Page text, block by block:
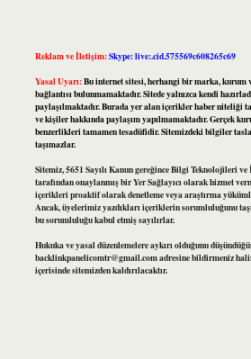
Reklam ve İletişim:Skype: live:.cid.575569c608265c69
Yasal Uyarı:Bu internet sitesi, herhangi bir marka, kurum
bağlantısı bulunmamaktadır. Sitede yalnızca kendi
paylaşılmaktadır. Burada yer alan içerikler haber niteliği
ve kişiler hakkında paylaşım yapılmamaktadır. Gerçek
benzerlikleri tamamen tesadüfidir. Sitemizdeki bilgiler
taşımazlar.
Sitemiz, 5651 Sayılı Kanun gereğince Bilgi Teknolojileri
tarafından onaylanmış bir Yer Sağlayıcı olarak hizmet
içerikleri proaktif olarak denetleme veya araştırma
Ancak, üyelerimiz yazdıkları içeriklerin sorumluluğunu
bu sorumluluğu kabul etmiş sayılırlar.
Hukuka ve yasal düzenlemelere aykırı olduğunu
backlinkpanelicomtr@gmail.comadresine bildirmeniz
içerisinde sitemizden kaldırılacaktır.